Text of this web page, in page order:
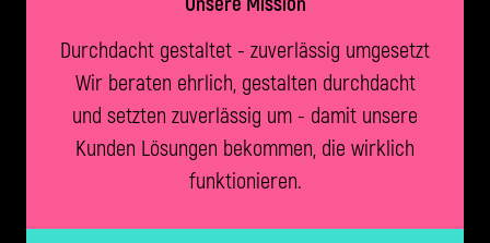
Durchdacht gestaltet - zuverlässig umgesetzt
Wir beraten ehrlich, gestalten durchdacht
und setzten zuverlässig um - damit unsere
Kunden Lösungen bekommen, die wirklich
funktionieren.